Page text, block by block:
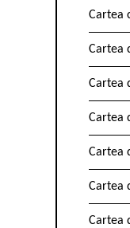
Cartea
Cartea
Cartea
Cartea
Cartea
Cartea
Cartea